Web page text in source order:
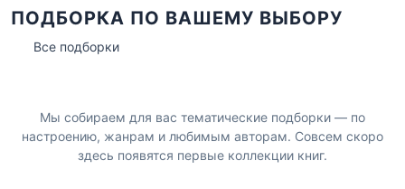
ПОДБОРКА ПО ВАШЕМУ ВЫБОРУ
Все подборки
Мы собираем для вас тематические подборки — по
настроению, жанрам и любимым авторам. Совсем скоро
здесь появятся первые коллекции книг.